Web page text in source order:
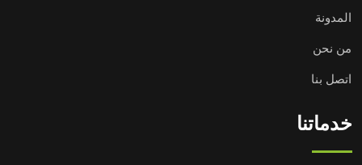
المدونة
من نحن
اتصل بنا
خدماتنا